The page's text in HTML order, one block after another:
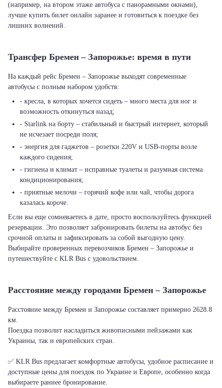
(например, на втором этаже автобуса с панорамными окнами),
лучше купить билет онлайн заранее и готовиться к поездке без
лишних волнений.
Трансфер Бремен – Запорожье: время в пути
На каждый рейс Бремен – Запорожье выходят современные
автобусы с полным набором удобств:
- кресла, в которых хочется сидеть – много места для ног и
возможность откинуться назад;
- Starlink на борту – стабильный и быстрый интернет, который
не исчезает посреди поля;
- энергия для гаджетов – розетки 220V и USB-порты возле
каждого сидения;
- гигиена и климат – исправные туалеты и разумная система
кондиционирования;
- приятные мелочи – горячий кофе или чай, чтобы дорога
казалась короче.
Если вы еще сомневаетесь в дате, просто воспользуйтесь функцией
резервации. Это позволяет забронировать билеты на автобус без
срочной оплаты и зафиксировать за собой выгодную цену.
Выбирайте проверенных перевозчиков Бремен – Запорожье и
путешествуйте с KLR Bus с удовольствием.
Расстояние между городами Бремен – Запорожье
Расстояние между Бремен и Запорожье составляет примерно 2628.8
км.
Поездка позволит насладиться живописными пейзажами как
Украины, так и европейских стран.
✅ KLR Bus предлагает комфортные автобусы, удобное расписание и
доступные цены для поездок по Украине и Европе, особенно когда
выбираете раннее бронирование.